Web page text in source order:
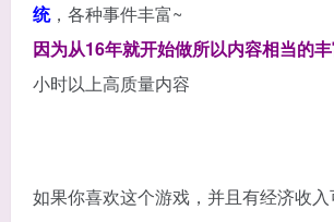
统，各种事件丰富~
因为从16年就开始做所以内容相当的
小时以上高质量内容
如果你喜欢这个游戏，并且有经济收